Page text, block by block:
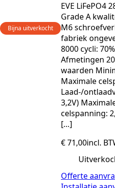
Bijna uitverkocht
EVE LiFePO4
Grade A
M6
fabriek
8000 cycli:
Afmetingen
waarden
Maximale
Laad-/
3,2V)
celspanning:
[…]
€71,00incl.
Offerte